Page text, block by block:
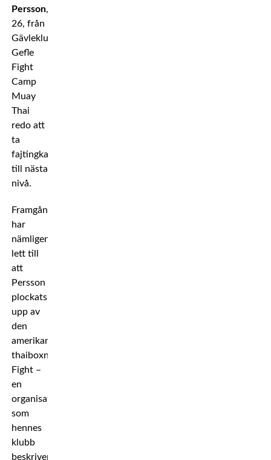
Persson,
26, från
Gävleklubben
Gefle
Fight
Camp
Muay
Thai
redo att
ta
fajtingkarriären
till nästa
nivå.
Framgångarna
har
nämligen
lett till
att
Persson
plockats
upp av
den
amerikanska
thaiboxningsjätten Lion
Fight –
en
organisation
som
hennes
klubb
beskriver